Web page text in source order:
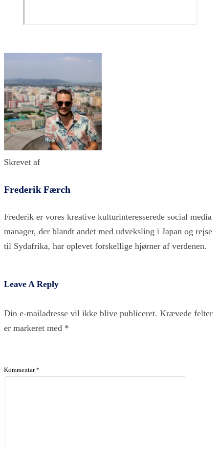
Skrevet af
Frederik Færch
Frederik er vores kreative kulturinteresserede social media
manager, der blandt andet med udveksling i Japan og rejse
til Sydafrika, har oplevet forskellige hjørner af verdenen.
Leave A Reply
Din e-mailadresse vil ikke blive publiceret. Krævede felter
er markeret med *
Kommentar*